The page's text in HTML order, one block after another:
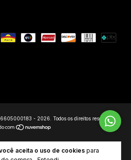
aceita o uso de cookies para
- 2026. Todos os direitos reservados.